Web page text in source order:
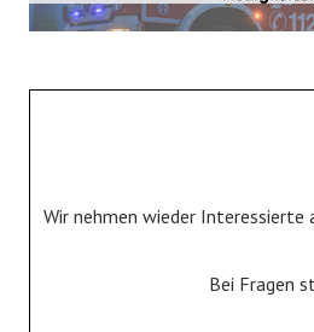
DIE WEHR
Wir nehmen wieder Interessierte
Bei Fragen